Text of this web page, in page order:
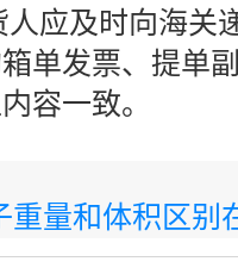
应及时向海关
单发票、提单
容一致。
重量和体积区别